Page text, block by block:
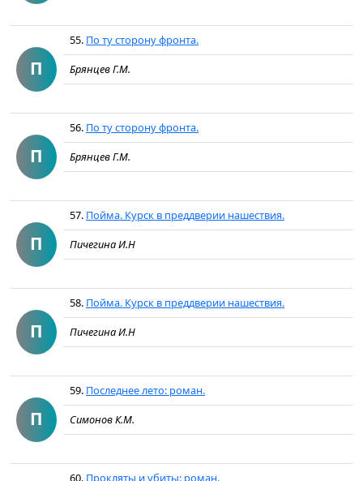
П
55. По ту сторону фронта.
Брянцев Г.М.
П
56. По ту сторону фронта.
Брянцев Г.М.
П
57. Пойма. Курск в преддверии нашествия.
Пичегина И.Н
П
58. Пойма. Курск в преддверии нашествия.
Пичегина И.Н
П
59. Последнее лето: роман.
Симонов К.М.
60. Прокляты и убиты: роман.